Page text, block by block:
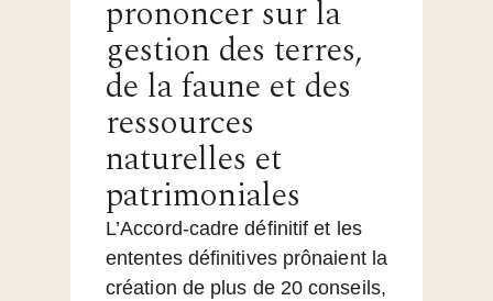
prononcer sur la
gestion des terres,
de la faune et des
ressources
naturelles et
patrimoniales
L’Accord-cadre définitif et les
ententes définitives prônaient la
création de plus de 20 conseils,